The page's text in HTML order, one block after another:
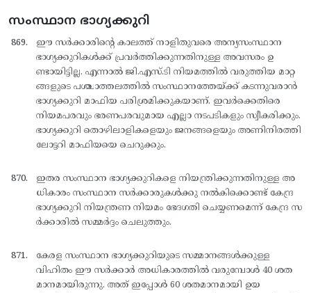
സംസ്ഥാന ഭാഗ്യക്കുറി
ഈ സര്‍ക്കാരിന്റെ കാലത്ത് നാളിതുവരെ അന്യസംസ്ഥാന
ഭാഗ്യക്കുറികള്‍ക്ക് പ്രവര്‍ത്തിക്കുന്നതിനുള്ള അവസരം ഉ
ണ്ടായിട്ടില്ല. എന്നാല്‍ ജി.എസ്.ടി നിയമത്തില്‍ വരുത്തിയ മാറ്റ
ങ്ങളുടെ പശ്ചാത്തലത്തില്‍ സംസ്ഥാനത്തേയ്ക്ക് കടന്നുവരാന്‍
ഭാഗ്യക്കുറി മാഫിയ പരിശ്രമിക്കുകയാണ്. ഇവര്‍ക്കെതിരെ
നിയമപരവും ഭരണപരവുമായ എല്ലാ നടപടികളും സ്വീകരിക്കും.
ഭാഗ്യക്കുറി തൊഴിലാളികളെയും ജനങ്ങളെയും അണിനിരത്തി
ലോട്ടറി മാഫിയയെ ചെറുക്കും.
ഇതര സംസ്ഥാന ഭാഗ്യക്കുറികളെ നിയന്ത്രിക്കുന്നതിനുള്ള അ
ധികാരം സംസ്ഥാന സര്‍ക്കാരുകള്‍ക്കു നല്‍കിക്കൊണ്ട് കേന്ദ്ര
ഭാഗ്യക്കുറി നിയന്ത്രണ നിയമം ഭേദഗതി ചെയ്യണമെന്ന് കേന്ദ്ര സ
ര്‍ക്കാരില്‍ സമ്മര്‍ദ്ദം ചെലുത്തും.
കേരള സംസ്ഥാന ഭാഗ്യക്കുറിയുടെ സമ്മാനങ്ങള്‍ക്കുള്ള
വിഹിതം ഈ സര്‍ക്കാര്‍ അധികാരത്തില്‍ വരുമ്പോള്‍ 40 ശത
മാനമായിരുന്നു. അത് ഇപ്പോള്‍ 60 ശതമാനമായി ഉയ